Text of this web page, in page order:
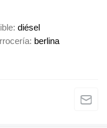
diésel
berlina